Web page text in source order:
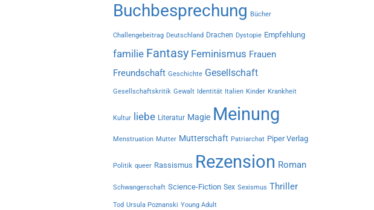
Buchbesprechung Bücher
Challengebeitrag Deutschland Drachen Dystopie Empfehlung
familie Fantasy Feminismus Frauen
Freundschaft Geschichte Gesellschaft
Gesellschaftskritik Gewalt Identität Italien Kinder Krankheit
Kultur liebe Literatur Magie Meinung
Menstruation Mutter Mutterschaft Patriarchat Piper Verlag
Politik queer Rassismus Rezension Roman
Schwangerschaft Science-Fiction Sex Sexismus Thriller
Tod Ursula Poznanski Young Adult